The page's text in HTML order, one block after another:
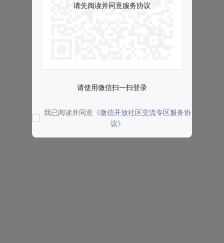
请先阅读并同意服务协议
请使用微信扫一扫登录
我已阅读并同意 《微信开放社区交流专区服务协
议》